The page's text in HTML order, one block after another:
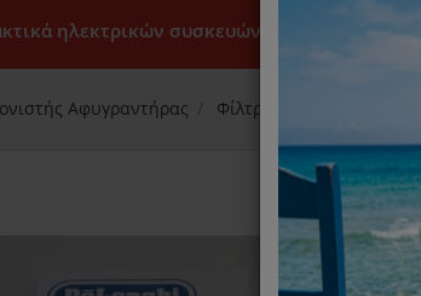
ηλεκτρικών συσκευών Αρχική
Αφυγραντήρας Φίλτρα Ιονιστή